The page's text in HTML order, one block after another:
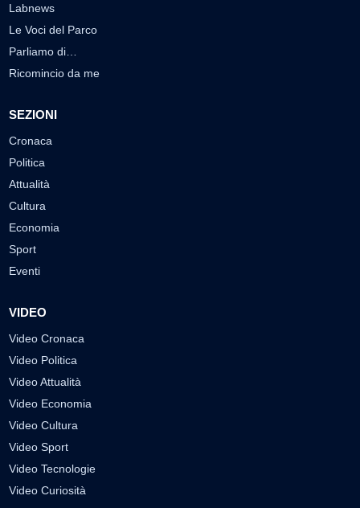
Labnews
Le Voci del Parco
Parliamo di…
Ricomincio da me
SEZIONI
Cronaca
Politica
Attualità
Cultura
Economia
Sport
Eventi
VIDEO
Video Cronaca
Video Politica
Video Attualità
Video Economia
Video Cultura
Video Sport
Video Tecnologie
Video Curiosità